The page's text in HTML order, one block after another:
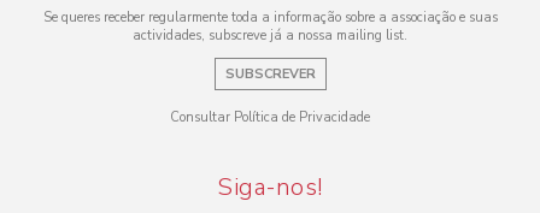
Se queres receber regularmente toda a informação sobre a associação e suas
actividades, subscreve já a nossa mailing list.
SUBSCREVER
Consultar Política de Privacidade
Siga-nos!